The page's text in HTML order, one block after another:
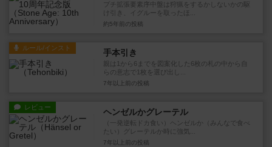
プチ拡張要素序中盤は狩猟をするかしないかの駆
け引き、イグルーを取ったほ...
約5年前 の投稿
ルール/インスト 手本引き
親は1から6までを図案化した6枚の札の中から自
らの意志で1枚を選び出し...
7年以上前 の投稿
レビュー ヘンゼルかグレーテル
（一発逆転ドカ食い）ヘンゼルか（みんなで食べ
たい）グレーテルか時に強気...
7年以上前 の投稿